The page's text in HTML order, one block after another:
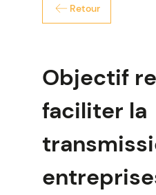
Retour
Objectif
faciliter la